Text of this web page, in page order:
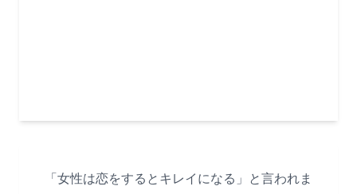
「女性は恋をするとキレイになる」と言われま